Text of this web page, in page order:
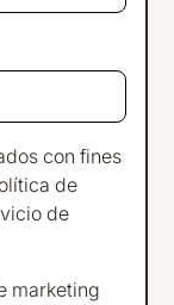
con fines
de
de
marketing